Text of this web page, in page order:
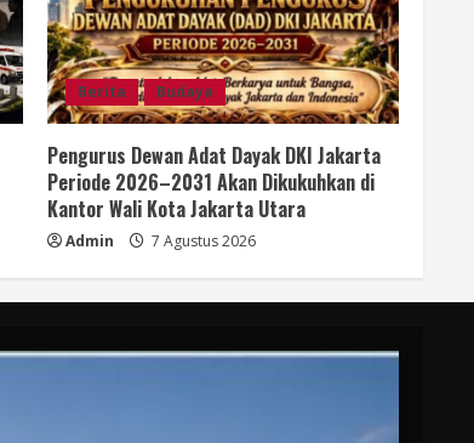
Berita Budaya
Pengurus Dewan Adat Dayak DKI Jakarta
Periode 2026–2031 Akan Dikukuhkan di
Kantor Wali Kota Jakarta Utara
Admin 7 Agustus 2026